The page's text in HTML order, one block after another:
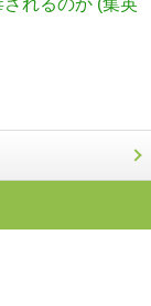
れるのか (集英